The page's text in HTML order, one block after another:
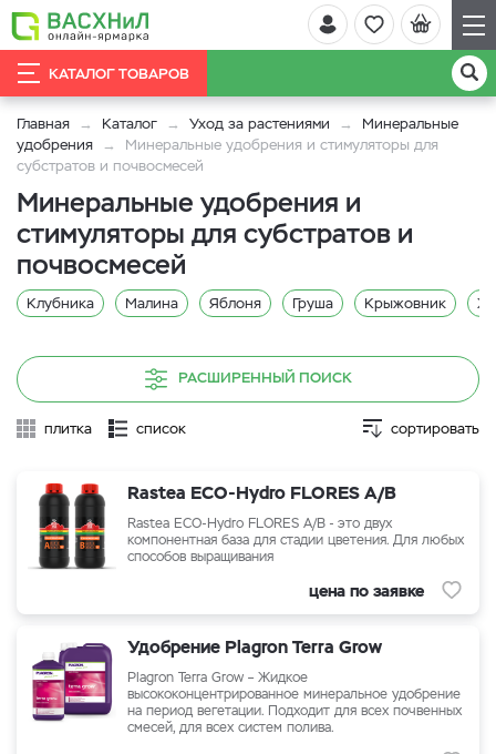
КАТАЛОГ ТОВАРОВ
Главная Каталог Уход за растениями
Минеральные
удобрения
Минеральные удобрения и стимуляторы для
субстратов и почвосмесей
Минеральные удобрения и
стимуляторы для субстратов и
почвосмесей
Клубника Малина Яблоня Груша Крыжовник
РАСШИРЕННЫЙ ПОИСК
плитка список сортировать
Rastea ECO-Hydro FLORES A/B
Rastea ECO-Hydro FLORES A/B - это двух
компонентная база для стадии цветения. Для любых
способов выращивания
цена по заявке
Удобрение Plagron Terra Grow
Plagron Terra Grow – Жидкое
высококонцентрированное минеральное удобрение
на период вегетации. Подходит для всех почвенных
смесей, для всех систем полива.